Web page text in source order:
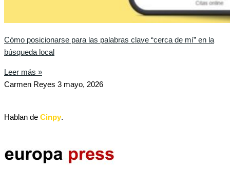
Cómo posicionarse para las palabras clave “cerca de mí” en la
búsqueda local
Leer más »
Carmen Reyes 3 mayo, 2026
Hablan de Cinpy.